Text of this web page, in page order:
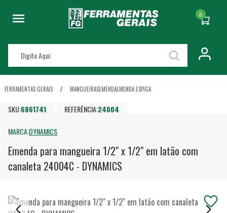
0
FERRAMENTAS GERAIS MANGUEIRASEMENDAEMENDA ESPIGA
SKU:6861741 REFERÊNCIA:24004
MARCA:DYNAMICS
Emenda para mangueira 1/2" x 1/2" em latão com
canaleta 24004C - DYNAMICS